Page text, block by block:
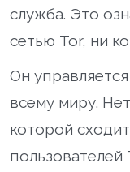
служба. Это
сетью Tor, ни
Он
всему миру.
которой
пользователей